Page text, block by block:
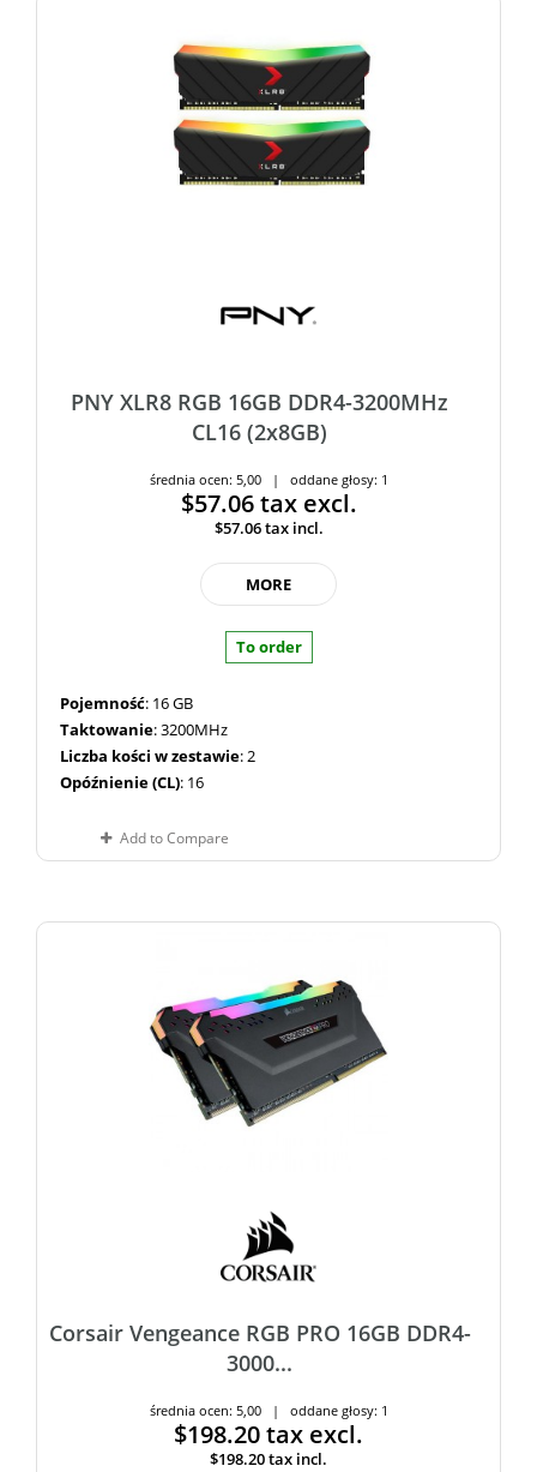
PNY XLR8 RGB 16GB DDR4-3200MHz
CL16 (2x8GB)
średnia ocen: 5,00 | oddane głosy: 1
$57.06tax excl.
$57.06tax incl.
MORE
To order
Pojemność: 16 GB
Taktowanie: 3200MHz
Liczba kości w zestawie: 2
Opóźnienie (CL): 16
Add to Compare
Corsair Vengeance RGB PRO 16GB DDR4-
3000...
średnia ocen: 5,00 | oddane głosy: 1
$198.20tax excl.
$198.20tax incl.